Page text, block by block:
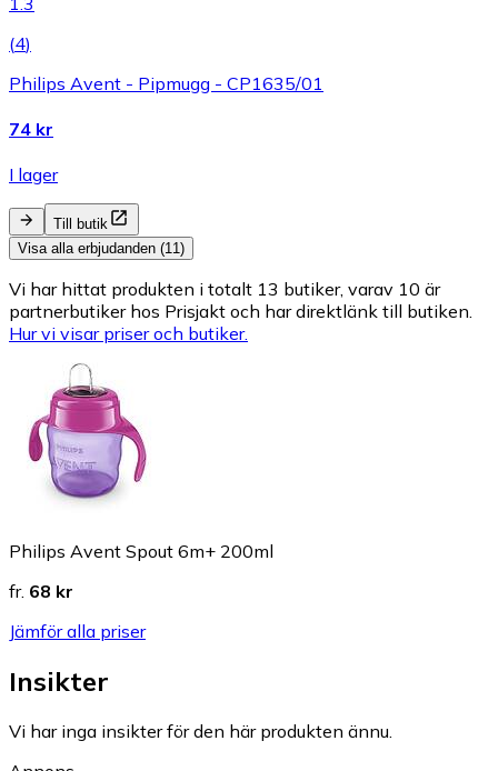
(4)
Philips Avent - Pipmugg - CP1635/01
74 kr
I lager
Till butik
Visa alla erbjudanden (11)
Vi har hittat produkten i totalt 13 butiker, varav 10 är
partnerbutiker hos Prisjakt och har direktlänk till butiken.
Hur vi visar priser och butiker.
Philips Avent Spout 6m+ 200ml
fr. 68 kr
Jämför alla priser
Insikter
Vi har inga insikter för den här produkten ännu.